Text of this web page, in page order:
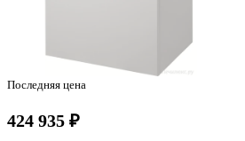
Последняя цена
424 935 ₽